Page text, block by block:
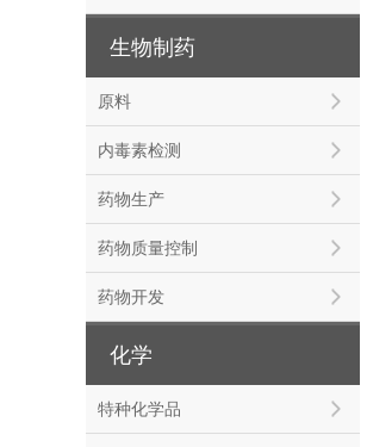
生物制药
原料
内毒素检测
药物生产
药物质量控制
药物开发
化学
特种化学品